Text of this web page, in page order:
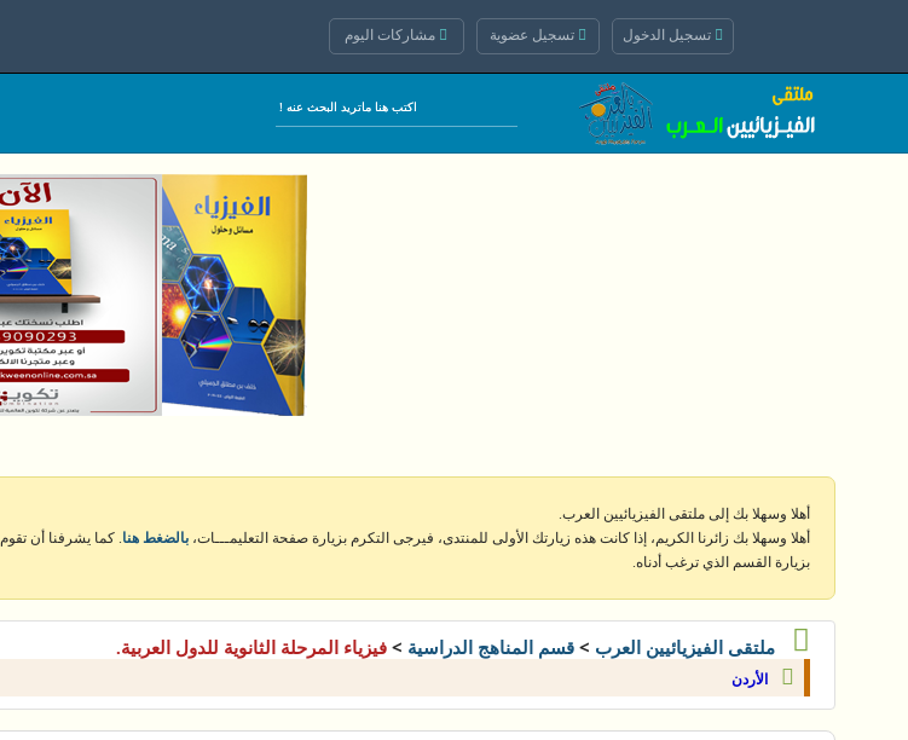
تسجيل الدخول تسجيل عضوية مشاركات اليوم
أهلا وسهلا بك إلى ملتقى الفيزيائيين العرب.
أهلا وسهلا بك زائرنا الكريم، إذا كانت هذه زيارتك الأولى للمنتدى، فيرجى التكرم بزيارة صفحة التعليمـــات، بالضغط هنا . كما يشرفنا أن تقوم
بزيارة القسم الذي ترغب أدناه.
ملتقى الفيزيائيين العرب > قسم المناهج الدراسية > فيزياء المرحلة الثانوية للدول العربية.
الأردن